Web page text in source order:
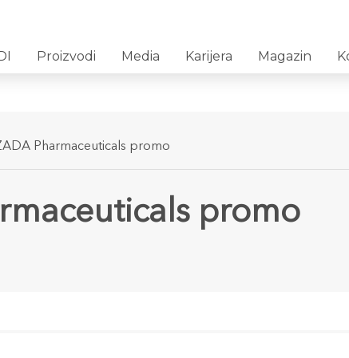
Proizvodi Media Karijera Magazin
Pharmaceuticals promo
promo